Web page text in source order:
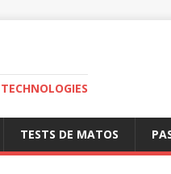
TESTS DE MATOS